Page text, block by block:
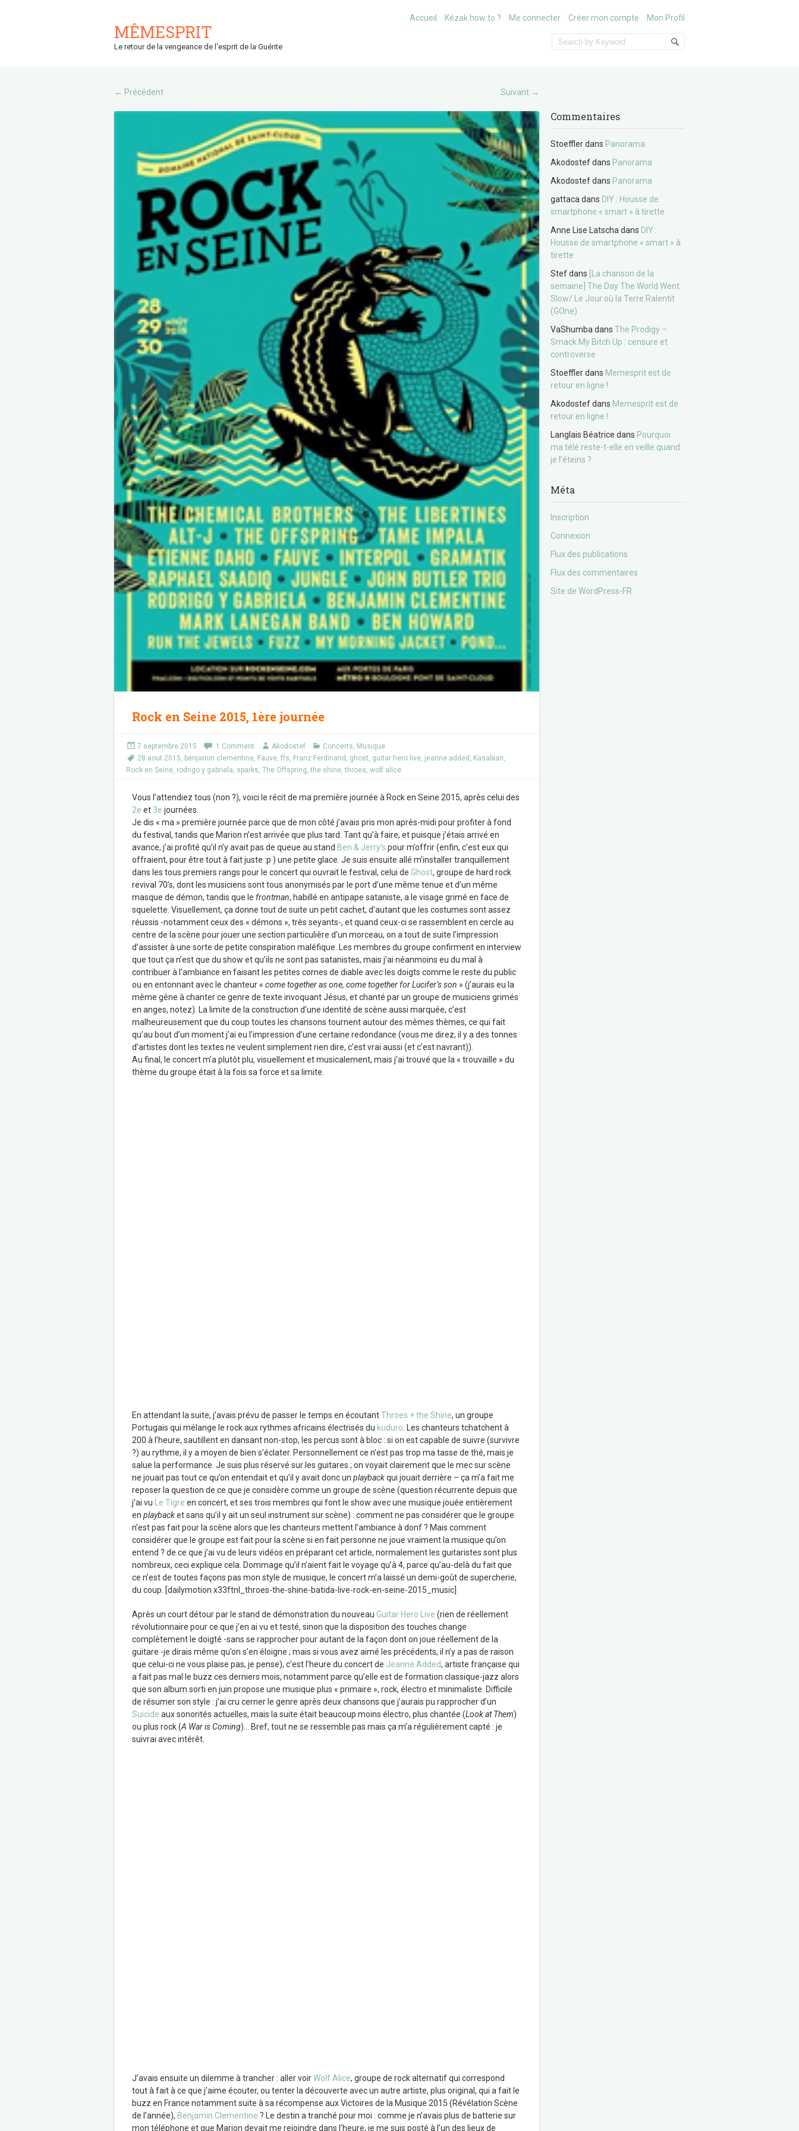
MÊMESPRIT
Le retour de la vengeance de l'esprit de la Guérite
Accueil Kézak how to ? Me connecter Créer mon compte Mon Profil
← Précédent Suivant →
Rock en Seine 2015, 1ère journée
7 septembre 2015 1 Comment Akodostef Concerts, Musique
28 aout 2015, benjamin clementine, Fauve, ffs, Franz Ferdinand , ghost, guitar hero live, jeanne added , Kasabian,
Rock en Seine, rodrigo y gabriela, sparks, The Offspring,the shine,throes, wolf alice
Vous l’attendiez tous (non ?), voici le récit de ma première journée à Rock en Seine 2015, après celui des
2e et 3e journées.
Je dis « ma » première journée parce que de mon côté j’avais pris mon après-midi pour profiter à fond
du festival, tandis que Marion n’est arrivée que plus tard. Tant qu’à faire, et puisque j’étais arrivé en
avance, j’ai profité qu’il n’y avait pas de queue au stand Ben & Jerry’s pour m’offrir (enfin, c’est eux qui
offraient, pour être tout à fait juste :p ) une petite glace. Je suis ensuite allé m’installer tranquillement
dans les tous premiers rangs pour le concert qui ouvrait le festival, celui de Ghost, groupe de hard rock
revival 70’s, dont les musiciens sont tous anonymisés par le port d’une même tenue et d’un même
masque de démon, tandis que le frontman, habillé en antipape sataniste, a le visage grimé en face de
squelette. Visuellement, ça donne tout de suite un petit cachet, d’autant que les costumes sont assez
réussis -notamment ceux des « démons », très seyants-, et quand ceux-ci se rassemblent en cercle au
centre de la scène pour jouer une section particulière d’un morceau, on a tout de suite l’impression
d’assister à une sorte de petite conspiration maléfique. Les membres du groupe confirment en interview
que tout ça n’est que du show et qu’ils ne sont pas satanistes, mais j’ai néanmoins eu du mal à
contribuer à l’ambiance en faisant les petites cornes de diable avec les doigts comme le reste du public
ou en entonnant avec le chanteur « come together as one, come together for Lucifer’s son » (j’aurais eu la
même gêne à chanter ce genre de texte invoquant Jésus, et chanté par un groupe de musiciens grimés
en anges, notez). La limite de la construction d’une identité de scène aussi marquée, c’est
malheureusement que du coup toutes les chansons tournent autour des mêmes thèmes, ce qui fait
qu’au bout d’un moment j’ai eu l’impression d’une certaine redondance (vous me direz, il y a des tonnes
d’artistes dont les textes ne veulent simplement rien dire, c’est vrai aussi (et c’est navrant)).
Au final, le concert m’a plutôt plu, visuellement et musicalement, mais j’ai trouvé que la « trouvaille » du
thème du groupe était à la fois sa force et sa limite.
En attendant la suite, j’avais prévu de passer le temps en écoutantThroes + the Shine, un groupe
Portugais qui mélange le rock aux rythmes africains électrisés du kuduro . Les chanteurs tchatchent à
200 à l’heure, sautillent en dansant non-stop, les percus sont à bloc : si on est capable de suivre (survivre
?) au rythme, il y a moyen de bien s’éclater. Personnellement ce n’est pas trop ma tasse de thé, mais je
salue la performance. Je suis plus réservé sur les guitares ; on voyait clairement que le mec sur scène
ne jouait pas tout ce qu’on entendait et qu’il y avait donc un playbackqui jouait derrière – ça m’a fait me
reposer la question de ce que je considère comme un groupe de scène (question récurrente depuis que
j’ai vu Le Tigre en concert, et ses trois membres qui font le show avec une musique jouée entièrement
en playbacket sans qu’il y ait un seul instrument sur scène) : comment ne pas considérer que le groupe
n’est pas fait pour la scène alors que les chanteurs mettent l’ambiance à donf ? Mais comment
considérer que le groupe est fait pour la scène si en fait personne ne joue vraiment la musique qu’on
entend ? de ce que j’ai vu de leurs vidéos en préparant cet article, normalement les guitaristes sont plus
nombreux, ceci explique cela. Dommage qu’il n’aient fait le voyage qu’à 4, parce qu’au-delà du fait que
ce n’est de toutes façons pas mon style de musique, le concert m’a laissé un demi-goût de supercherie,
du coup. [dailymotion x33ftnl_throes-the-shine-batida-live-rock-en-seine-2015_music]
Après un court détour par le stand de démonstration du nouveau Guitar Hero Live (rien de réellement
révolutionnaire pour ce que j’en ai vu et testé, sinon que la disposition des touches change
complètement le doigté -sans se rapprocher pour autant de la façon dont on joue réellement de la
guitare -je dirais même qu’on s’en éloigne ; mais si vous avez aimé les précédents, il n’y a pas de raison
que celui-ci ne vous plaise pas, je pense), c’est l’heure du concert de Jeanne Added, artiste française qui
a fait pas mal le buzz ces derniers mois, notamment parce qu’elle est de formation classique-jazz alors
que son album sorti en juin propose une musique plus « primaire », rock, électro et minimaliste. Difficile
de résumer son style : j’ai cru cerner le genre après deux chansons que j’aurais pu rapprocher d’un
Suicide aux sonorités actuelles, mais la suite était beaucoup moins électro, plus chantée (Look at Them)
ou plus rock (A War is Coming)… Bref, tout ne se ressemble pas mais ça m’a régulièrement capté : je
suivrai avec intérêt.
J’avais ensuite un dilemme à trancher : aller voirWolf Alice, groupe de rock alternatif qui correspond
tout à fait à ce que j’aime écouter, ou tenter la découverte avec un autre artiste, plus original, qui a fait le
buzz en France notamment suite à sa récompense aux Victoires de la Musique 2015 (Révélation Scène
de l’année), Benjamin Clementine ? Le destin a tranché pour moi : comme je n’avais plus de batterie sur
mon téléphone et que Marion devait me rejoindre dans l’heure, je me suis posté à l’un des lieux de
Commentaires
Stoefflerdans Panorama
Akodostefdans Panorama
Akodostefdans Panorama
gattaca dans DIY : Housse de
smartphone « smart » à tirette
Anne Lise Latscha dans DIY :
Housse de smartphone « smart » à
tirette
Stefdans
[La chanson de la
semaine] The Day The World Went
Slow/ Le Jour où la Terre Ralentit
(GOne)
VaShumba dansThe Prodigy –
Smack My Bitch Up : censure et
controverse
Stoefflerdans Memesprit est de
retour en ligne !
Akodostefdans Memesprit est de
retour en ligne !
Langlais Béatrice dans Pourquoi
ma télé reste-t-elle en veille quand
je l’éteins ?
Méta
Inscription
Connexion
Flux des publications
Flux des commentaires
Site de WordPress-FR